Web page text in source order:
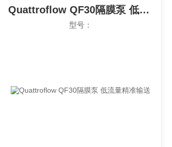
Quattroflow QF30隔膜泵 低流量精准输送
型号：